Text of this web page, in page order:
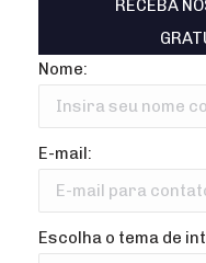
RECEBA
Nome:
E-mail:
Escolha o tema de